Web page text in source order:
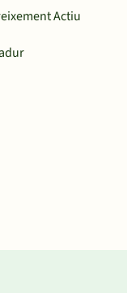
Actiu